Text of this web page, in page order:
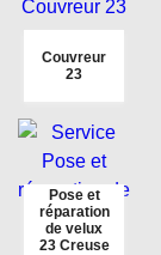
Couvreur
23
Pose et
réparation
de velux
23 Creuse